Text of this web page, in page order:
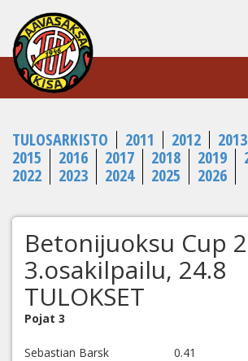
TULOSARKISTO
2011 2012 2013
2015
2016 2017 2018 2019
2022
2023 2024 2025 2026
Betonijuoksu Cup
3.osakilpailu, 24.8
TULOKSET
Pojat 3
Sebastian Barsk 0.41